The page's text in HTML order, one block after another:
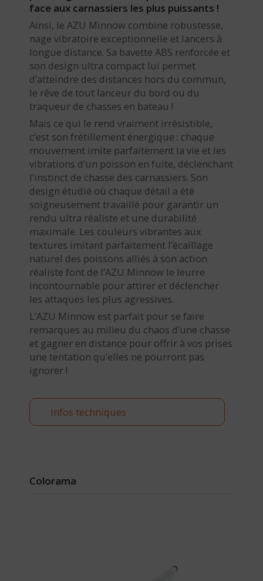
face aux carnassiers les plus puissants !
Ainsi, le AZU Minnow combine robustesse,
nage vibratoire exceptionnelle et lancers à
longue distance. Sa bavette ABS renforcée et
son design ultra compact lui permet
d’atteindre des distances hors du commun,
le rêve de tout lanceur du bord ou du
traqueur de chasses en bateau !
Mais ce qui le rend vraiment irrésistible,
c’est son frétillement énergique : chaque
mouvement imite parfaitement la vie et les
vibrations d’un poisson en fuite, déclenchant
l’instinct de chasse des carnassiers. Son
design étudié où chaque détail a été
soigneusement travaillé pour garantir un
rendu ultra réaliste et une durabilité
maximale. Les couleurs vibrantes aux
textures imitant parfaitement l’écaillage
naturel des poissons alliés à son action
réaliste font de l’AZU Minnow le leurre
incontournable pour attirer et déclencher
les attaques les plus agressives.
L’AZU Minnow est parfait pour se faire
remarques au milieu du chaos d’une chasse
et gagner en distance pour offrir à vos prises
une tentation qu’elles ne pourront pas
ignorer !
Infos techniques
Colorama